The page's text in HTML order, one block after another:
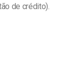
de crédito).